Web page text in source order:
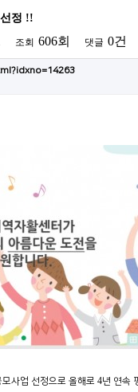
정 !!
조회 606회 댓글 0건
사업 선정으로 올해로 4년 연속